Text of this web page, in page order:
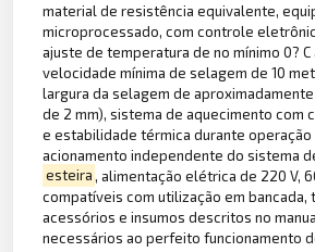
material de resistência equivalente,
microprocessado, com controle
ajuste de temperatura de no mínimo 0? C
velocidade mínima de selagem de 10
largura da selagem de
de 2 mm), sistema de aquecimento com
e estabilidade térmica durante operação
acionamento independente do sistema
esteira, alimentação elétrica de 220 V,
compatíveis com utilização em bancada,
acessórios e insumos descritos no
necessários ao perfeito funcionamento